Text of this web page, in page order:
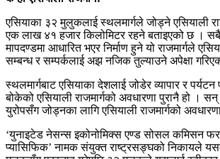
एसियाका ३२ मुलुकलाई स्थलमार्गले जोड्ने एसियाली
एक लाख ४१ हजार किलोमिटर रहने बताइएको छ ।
मापदण्डमा आधारित भएर निर्माण हुने यो राजमार्गले
सम्बन्ध र सम्पर्कलाई अझ नजिक तुल्याउने अपेक्षा
स्थलमार्गबाट एसियाका देशलाई जोडेर व्यापार र पर्यटन
बोकेको एसियाली राजमार्गको अवधारणा पुरानै हो ।
युरोपसँग जोड्नका लागि एसियाली राजमार्गको
‘युनाइटेड नेसन्स इकोनोमिक्स एण्ड सोसल कमिसन फर
प्यासिफिक’ नामक संयुक्त राष्ट्रसङ्घको निकायले